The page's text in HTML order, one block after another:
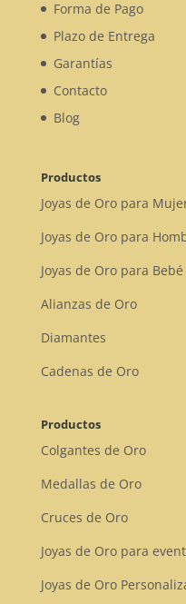
Forma de Pago
Plazo de Entrega
Garantías
Contacto
Blog
Productos
Joyas de Oro para
Joyas de Oro para
Joyas de Oro para Bebé
Alianzas de Oro
Diamantes
Cadenas de Oro
Productos
Colgantes de Oro
Medallas de Oro
Cruces de Oro
Joyas de Oro para
Joyas de Oro